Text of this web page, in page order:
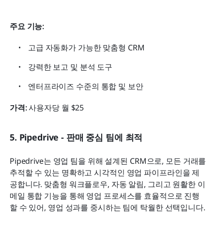
주요 기능:
고급 자동화가 가능한 맞춤형 CRM
강력한 보고 및 분석 도구
엔터프라이즈 수준의 통합 및 보안
가격: 사용자당 월 $25
5. Pipedrive - 판매 중심 팀에 최적
Pipedrive는 영업 팀을 위해 설계된 CRM으로, 모든 거래를
추적할 수 있는 명확하고 시각적인 영업 파이프라인을 제
공합니다. 맞춤형 워크플로우, 자동 알림, 그리고 원활한 이
메일 통합 기능을 통해 영업 프로세스를 효율적으로 진행
할 수 있어, 영업 성과를 중시하는 팀에 탁월한 선택입니다.